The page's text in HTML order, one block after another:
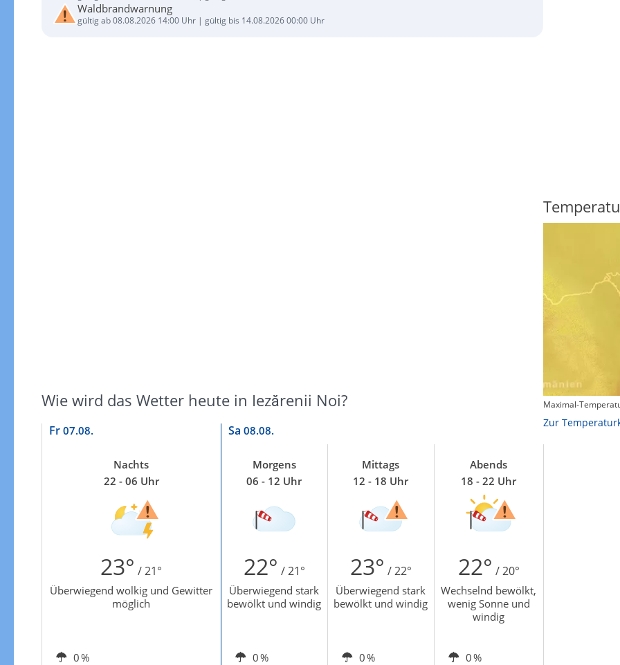
Waldbrandwarnung
gültig ab 08.08.2026 14:00 Uhr | gültig bis 14.08.2026 00:00 Uhr
Wie wird das Wetter heute in Iezărenii Noi?
Fr 07.08. Sa 08.08.
Nachts
22 - 06 Uhr
Morgens
06 - 12 Uhr
Mittags
12 - 18 Uhr
Abends
18 - 22 Uhr
23° / 21° 22° / 21° 23° / 22° 22° / 20°
Überwiegend wolkig und Gewitter
möglich
Überwiegend stark
bewölkt und windig
Überwiegend stark
bewölkt und windig
Wechselnd bewölkt,
wenig Sonne und
windig
0 % 0 % 0 %
0 %
Gewitterrisiko in 3h Zum animierten Regenradar Maximal-
Zur